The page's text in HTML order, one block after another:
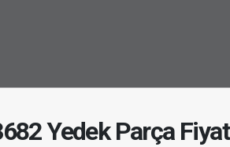
Yedek Parça Fiyat